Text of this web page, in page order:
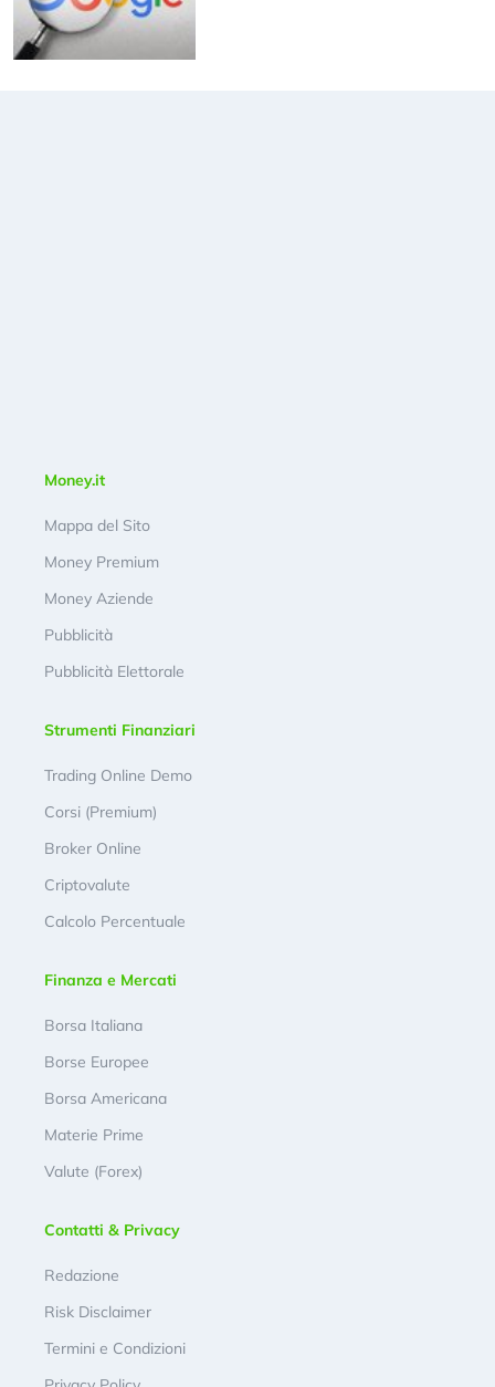
Money.it
Mappa del Sito
Money Premium
Money Aziende
Pubblicità
Pubblicità Elettorale
Strumenti Finanziari
Trading Online Demo
Corsi (Premium)
Broker Online
Criptovalute
Calcolo Percentuale
Finanza e Mercati
Borsa Italiana
Borse Europee
Borsa Americana
Materie Prime
Valute (Forex)
Contatti & Privacy
Redazione
Risk Disclaimer
Termini e Condizioni